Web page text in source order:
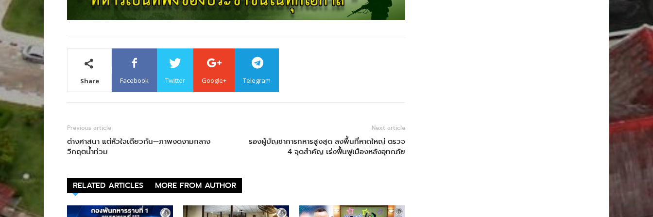
Share Facebook Twitter Google+ Telegram
Previous article
ต่างศาสนา แต่หัวใจเดียวกัน—ภาพงดงามกลาง
วิกฤตน้ำท่วม
Next article
รองผู้บัญชาการทหารสูงสุด ลงพื้นที่หาดใหญ่ ตรวจ
4 จุดสำคัญ เร่งฟื้นฟูเมืองหลังอุทกภัย
RELATED ARTICLES MORE FROM AUTHOR